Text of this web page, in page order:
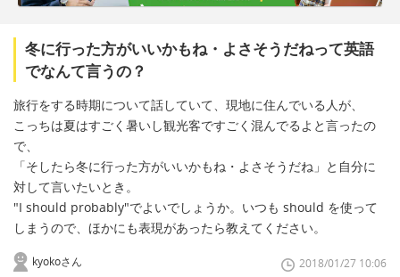
冬に行った方がいいかもね・よさそうだねって英語
でなんて言うの？
旅行をする時期について話していて、現地に住んでいる人が、
こっちは夏はすごく暑いし観光客ですごく混んでるよと言ったの
で、
「そしたら冬に行った方がいいかもね・よさそうだね」と自分に
対して言いたいとき。
"I should probably"でよいでしょうか。いつも should を使って
しまうので、ほかにも表現があったら教えてください。
kyokoさん 2018/01/27 10:06